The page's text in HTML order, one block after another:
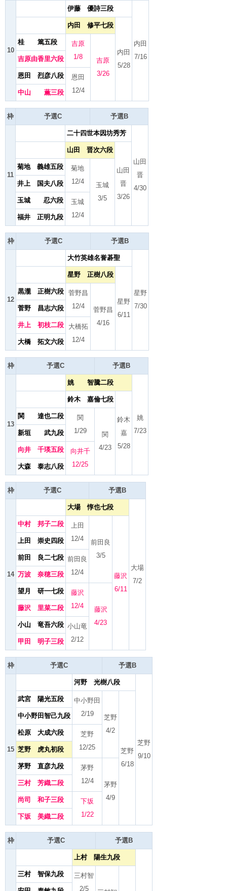
10
伊藤 優詩三段
内田
7/16
内田 修平七段
内田
5/28
桂 篤五段
吉原
1/8
吉原
3/26
吉原由香里六段
恩田 烈彦八段
恩田
12/4
中山 薫三段
枠 予選C 予選B
11
二十四世本因坊秀芳
山田
晋
4/30
山田 晋次六段
山田
晋
3/26
菊地 義雄五段
菊地
12/4
玉城
3/5
井上 国夫八段
玉城 忍六段
玉城
12/4
福井 正明九段
枠 予選C 予選B
12
大竹英雄名誉碁聖
星野
7/30
星野 正樹八段
星野
6/11
黒瀧 正樹六段 菅野昌
12/4
菅野昌
4/16
菅野 昌志六段
井上 初枝二段
大橋拓
12/4
大橋 拓文六段
枠 予選C 予選B
13
姚 智騰二段
姚
7/23
鈴木 嘉倫七段
鈴木
嘉
5/28
関 達也二段
関
1/29
関
4/23
新垣 武九段
向井 千瑛五段
向井千
12/25
大森 泰志八段
枠 予選C 予選B
14
大場 惇也七段
大場
7/2
中村 邦子二段
上田
12/4
前田良
3/5
藤沢
6/11
上田 崇史四段
前田 良二七段 前田良
12/4
万波 奈穂三段
望月 研一七段
藤沢
12/4
藤沢
4/23
藤沢 里菜二段
小山 竜吾六段 小山竜
2/12
甲田 明子三段
枠 予選C 予選B
15
河野 光樹八段
芝野
9/10
武宮 陽光五段
中小野田
2/19
芝野
4/2
芝野
6/18
中小野田智己九段
松原 大成六段
芝野
12/25
芝野 虎丸初段
茅野 直彦九段
茅野
12/4
茅野
4/9
三村 芳織二段
尚司 和子三段
下坂
1/22
下坂 美織二段
枠 予選C 予選B
上村 陽生九段
三村 智保九段
三村智
2/5